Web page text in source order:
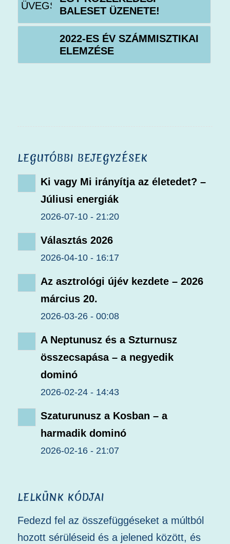
BALESET ÜZENETE!
2022-ES ÉV SZÁMMISZTIKAI
ELEMZÉSE
LEGUTÓBBI BEJEGYZÉSEK
Ki vagy Mi irányítja az életedet? –
Júliusi energiák
2026-07-10 - 21:20
Választás 2026
2026-04-10 - 16:17
Az asztrológi újév kezdete – 2026
március 20.
2026-03-26 - 00:08
A Neptunusz és a Szturnusz
összecsapása – a negyedik
dominó
2026-02-24 - 14:43
Szaturunusz a Kosban – a
harmadik dominó
2026-02-16 - 21:07
LELKÜNK KÓDJAI
Fedezd fel az összefüggéseket a múltból
hozott sérüléseid és a jelened között, és